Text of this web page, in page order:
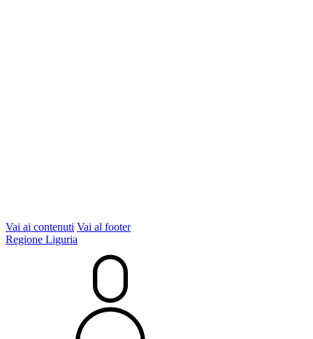
Vai ai contenuti Vai al footer
Regione Liguria